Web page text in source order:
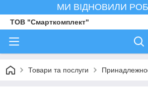
МИ ВІДНОВИЛИ
ТОВ "Смарткомплект"
Товари та послуги